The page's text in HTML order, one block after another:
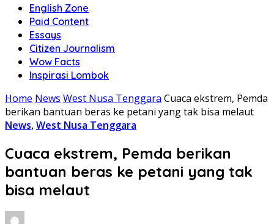
English Zone
Paid Content
Essays
Citizen Journalism
Wow Facts
Inspirasi Lombok
Home News West Nusa Tenggara Cuaca ekstrem, Pemda
berikan bantuan beras ke petani yang tak bisa melaut
News,West Nusa Tenggara
Cuaca ekstrem, Pemda berikan
bantuan beras ke petani yang tak
bisa melaut